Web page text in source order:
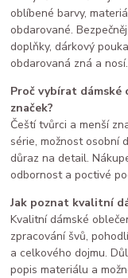
oblíbené barvy,
obdarované.
doplňky, dárkový
obdarovaná zná a nosí.
Proč vybírat dámské
značek?
Čeští tvůrci a menší
série, možnost osobní
důraz na detail.
odbornost a poctivé
Jak poznat kvalitní
Kvalitní dámské
zpracování švů,
a celkového dojmu.
popis materiálu a